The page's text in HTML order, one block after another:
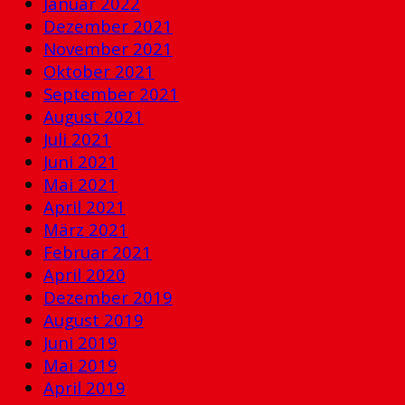
Dezember 2021
November 2021
Oktober 2021
September 2021
August 2021
Juli 2021
Juni 2021
Mai 2021
April 2021
März 2021
Februar 2021
April 2020
Dezember 2019
August 2019
Juni 2019
Mai 2019
April 2019